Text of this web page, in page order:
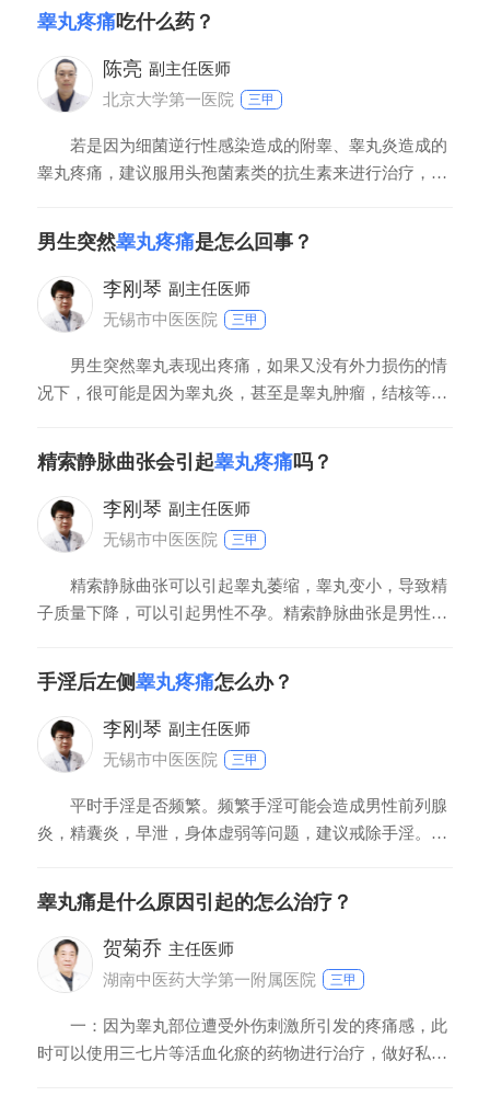
睾丸疼痛吃什么药？
陈亮 副主任医师
北京大学第一医院
三甲
若是因为细菌逆行性感染造成的附睾、睾丸炎造成的
睾丸疼痛，建议服用头孢菌素类的抗生素来进行治疗，也
果睾丸疼痛是由于精索静脉曲张所造成的，可以服用迈之
灵进行缓解。慢性的前列腺炎也会造成睾丸的疼痛，这个
时候可以服用盐酸坦索罗辛和前列疏通胶囊来进行治疗。
男生突然睾丸疼痛是怎么回事？
李刚琴 副主任医师
无锡市中医医院
三甲
男生突然睾丸表现出疼痛，如果又没有外力损伤的情
况下，很可能是因为睾丸炎，甚至是睾丸肿瘤，结核等病
表现出疼痛，多是病变的因素，应当去医院做一个睾丸彩
超检查，看有没有异常情况。如果存在问题，应当查清楚
弄明白，再考虑采取什么样的治疗措施。
精索静脉曲张会引起睾丸疼痛吗？
李刚琴 副主任医师
无锡市中医医院
三甲
精索静脉曲张可以引起睾丸萎缩，睾丸变小，导致精
子质量下降，可以引起男性不孕。精索静脉曲张是男性常
精索静脉曲张的临床症状，主要表现为阴囊坠胀不适，有
的时候出现疼痛，久站及劳累后加重，平卧休息时可减
轻。重度的精索静脉曲张会导致睾丸萎缩变小，引起
手淫后左侧睾丸疼痛怎么办？
李刚琴 副主任医师
无锡市中医医院
三甲
平时手淫是否频繁。频繁手淫可能会造成男性前列腺
炎，精囊炎，早泄，身体虚弱等问题，建议戒除手淫。现
挂泌尿外科检查一下阴囊彩超，看看有无异常，平时多注
意休息，停止手淫，好好调理身体。病人要养成良好的生
活习惯，保证充足的睡眠，注意休息，戒烟忌酒，放松心
睾丸痛是什么原因引起的怎么治疗？
贺菊乔 主任医师
湖南中医药大学第一附属医院
三甲
一：因为睾丸部位遭受外伤刺激所引发的疼痛感，此
时可以使用三七片等活血化瘀的药物进行治疗，做好私处